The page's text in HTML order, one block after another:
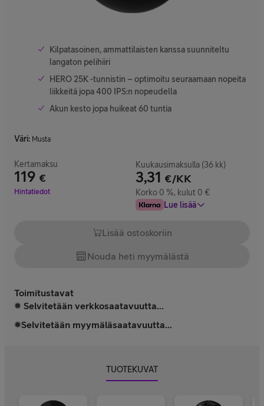
Kilpatasoinen, ammattilaisten kanssa suunniteltu
langaton pelihiiri
HERO 25K -tunnistin – optimoitu seuraamaan nopeita
liikkeitä jopa 400 IPS:n nopeudella
Akun kesto jopa huikeat 60 tuntia
Väri: Musta
Kertamaksu
119 €
Hinta 119 €
Hintatiedot
Kuukausimaksulla (36 kk)
3,31 €/KK
Korko 0 %, kulut 0 €
Lue lisää
Lisää ostoskoriin
Nouda heti myymälästä
Toimitustavat
Selvitetään verkkosaatavuutta...
Selvitetään myymäläsaatavuutta...
TUOTEKUVAT